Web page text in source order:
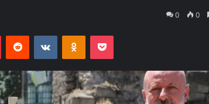
0 0
PinterestReddit VKontakteOdnoklassniki
Pocket